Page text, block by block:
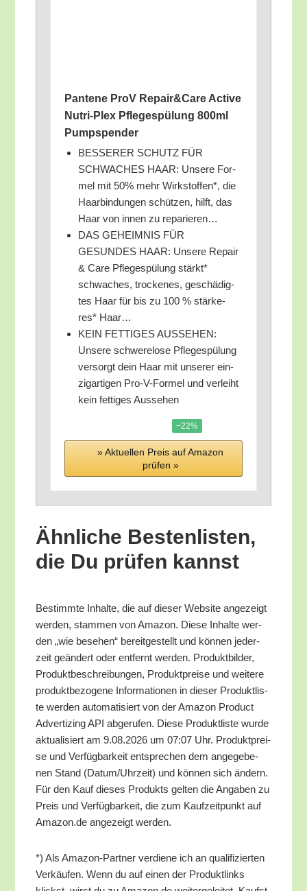
Pan­te­ne ProV Repair&Care Acti­ve
Nut­ri-Plex Pfle­ge­spü­lung 800ml
Pumpspender
BESSERER SCHUTZ FÜR
SCHWACHES HAAR: Unse­re For­
mel mit 50% mehr Wirk­stof­fen*, die
Haar­bin­dun­gen schüt­zen, hilft, das
Haar von innen zu reparieren…
DAS GEHEIMNIS FÜR
GESUNDES HAAR: Unse­re Repair
& Care Pfle­ge­spü­lung stärkt*
schwa­ches, tro­cke­nes, geschä­dig­
tes Haar für bis zu 100 % stär­ke­
res* Haar…
KEIN FETTIGES AUSSEHEN:
Unse­re schwe­re­lo­se Pfle­ge­spü­lung
ver­sorgt dein Haar mit unse­rer ein­
zig­ar­ti­gen Pro-V-For­mel und ver­leiht
kein fet­ti­ges Aussehen
−22%
» Aktu­el­len Preis auf Ama­zon
prü­fen »
Ähn­li­che Bes­ten­lis­ten,
die Du prü­fen kannst
Bestimm­te Inhal­te, die auf die­ser Web­site ange­zeigt
wer­den, stam­men von Ama­zon. Die­se Inhal­te wer­
den „wie bese­hen“ bereit­ge­stellt und kön­nen jeder­
zeit geän­dert oder ent­fernt wer­den. Pro­dukt­bil­der,
Pro­dukt­be­schrei­bun­gen, Pro­dukt­prei­se und wei­te­re
pro­dukt­be­zo­ge­ne Infor­ma­tio­nen in die­ser Pro­dukt­lis­
te wer­den auto­ma­ti­siert von der Ama­zon Pro­duct
Adver­tiz­ing API abge­ru­fen. Die­se Pro­dukt­lis­te wur­de
aktua­li­siert am 9.08.2026 um 07:07 Uhr. Pro­dukt­prei­
se und Ver­füg­bar­keit ent­spre­chen dem ange­ge­be­
nen Stand (Datum/​Uhrzeit) und kön­nen sich ändern.
Für den Kauf die­ses Pro­dukts gel­ten die Anga­ben zu
Preis und Ver­füg­bar­keit, die zum Kauf­zeit­punkt auf
Amazon.de ange­zeigt werden.
*) Als Ama­zon-Part­ner ver­die­ne ich an qua­li­fi­zier­ten
Ver­käu­fen. Wenn du auf einen der Pro­dukt­links